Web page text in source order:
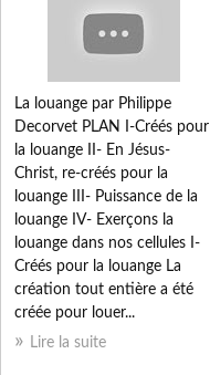
La louange par Philippe
Decorvet PLAN I-Créés pour
la louange II- En Jésus-
Christ, re-créés pour la
louange III- Puissance de la
louange IV- Exerçons la
louange dans nos cellules I-
Créés pour la louange La
création tout entière a été
créée pour louer...
Lire la suite